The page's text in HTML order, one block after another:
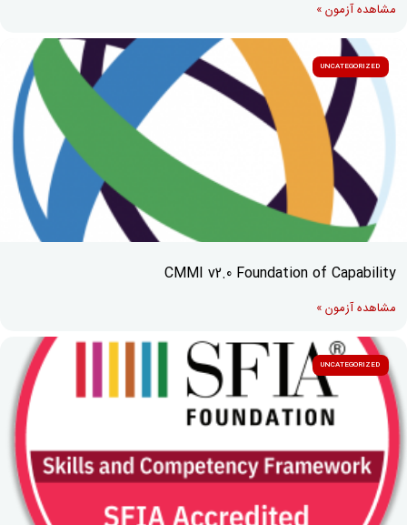
مشاهده آزمون »
UNCATEGORIZED
CMMI v2.0 Foundation of Capability
مشاهده آزمون »
UNCATEGORIZED